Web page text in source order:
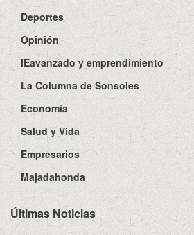
Deportes
Opinión
IEavanzado y emprendimiento
La Columna de Sonsoles
Economía
Salud y Vida
Empresarios
Majadahonda
Últimas Noticias